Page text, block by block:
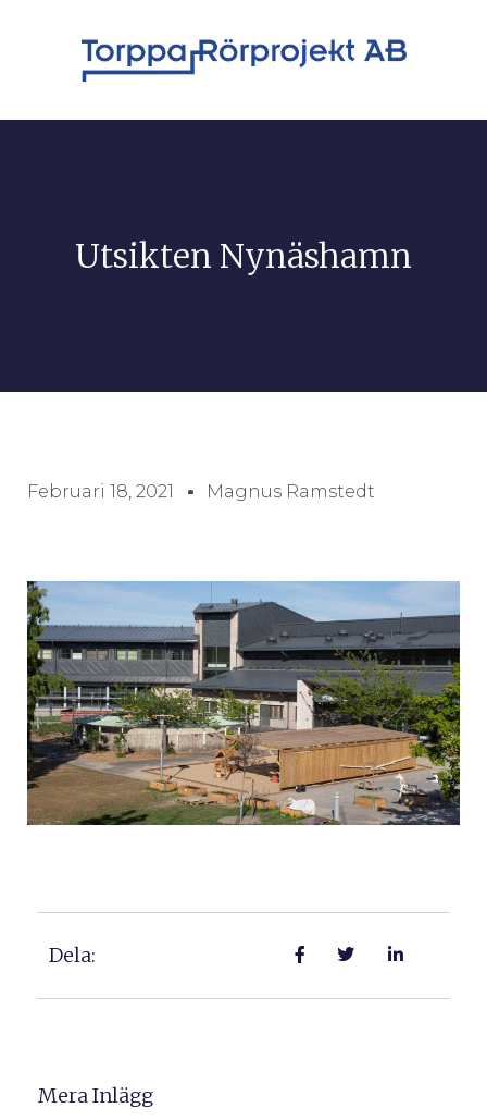
Utsikten Nynäshamn
Februari 18, 2021 Magnus Ramstedt
Dela:
Mera Inlägg